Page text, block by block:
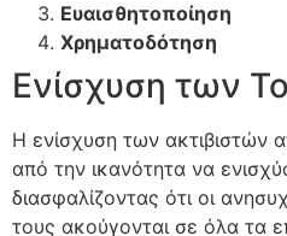
Ευαισθητοποίηση
Χρηματοδότηση
Ενίσχυση των
Η ενίσχυση των ακτιβιστών
από την ικανότητα να
διασφαλίζοντας ότι οι
τους ακούγονται σε όλα τα